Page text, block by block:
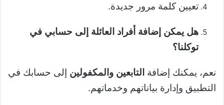
تعيين كلمة مرور جديدة.
هل يمكن إضافة أفراد العائلة إلى حسابي في
توكلنا؟
نعم، يمكنك إضافة التابعين والمكفولين إلى حسابك في
التطبيق وإدارة بياناتهم وخدماتهم.